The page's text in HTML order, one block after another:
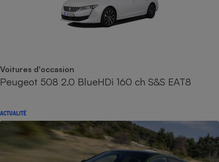
Voitures d'occasion
Peugeot 508 2.0 BlueHDi 160 ch S&S EAT8
ACTUALITÉ